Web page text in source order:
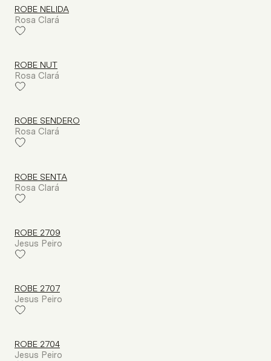
ROBE NELIDA
Rosa Clará
ROBE NUT
Rosa Clará
ROBE SENDERO
Rosa Clará
ROBE SENTA
Rosa Clará
ROBE 2709
Jesus Peiro
ROBE 2707
Jesus Peiro
ROBE 2704
Jesus Peiro